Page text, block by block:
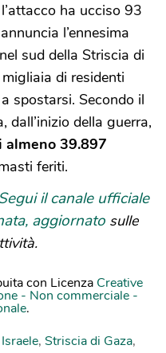
ha ucciso 93
l’ennesima
sud della Striscia di
di residenti
spostarsi. Secondo il
dall’inizio della guerra,
almeno 39.897
feriti.
il canale ufficiale
aggiornato sulle
con Licenza Creative
- Non commerciale -
.
Israele, Striscia di Gaza,